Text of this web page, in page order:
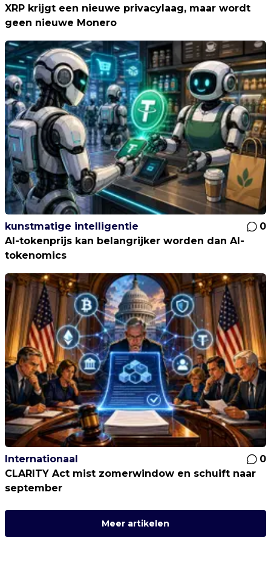
XRP krijgt een nieuwe privacylaag, maar wordt
geen nieuwe Monero
kunstmatige intelligentie
0
AI-tokenprijs kan belangrijker worden dan AI-
tokenomics
Internationaal
0
CLARITY Act mist zomerwindow en schuift naar
september
Meer artikelen